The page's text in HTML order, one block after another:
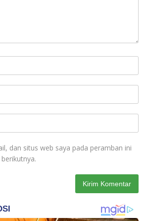
dan situs web saya pada peramban ini